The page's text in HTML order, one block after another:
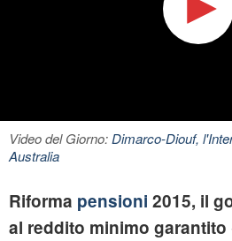
Video del Giorno:Dimarco-Diouf,
Australia
Riforma pensioni 2015, il
al reddito minimo garantito